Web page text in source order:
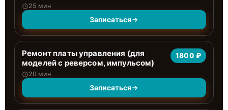
25 мин
Записаться
Ремонт платы управления (для
моделей с реверсом, импульсом)
20 мин
1800 ₽
Записаться